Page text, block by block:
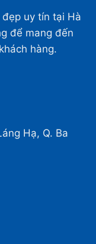
uy tín tại Hà
để mang đến
hàng.
Hạ, Q. Ba